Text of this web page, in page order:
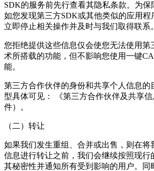
SDK的服务前先行查看其隐私条款。为保
如您发现第三方SDK或其他类似的应用程
立即停止相关操作并及时与我们取得联系。
您拒绝提供这些信息仅会使您无法使用第
术所搭载的功能，但不影响您使用一键
能。
第三方合作伙伴的身份和共享个人信息的
型具体可见： 《第三方合作伙伴及共享
件）。
（二）转让
如果我们发生重组、合并或出售，则在将
信息进行转让之前，我们会继续按照现行
其秘密性并通知所有受到影响的用户。同